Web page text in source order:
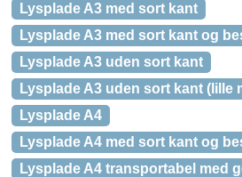
Lysplade A3 med sort kant
Lysplade A3 med sort kant og
Lysplade A3 uden sort kant
Lysplade A3 uden sort kant (lille
Lysplade A4
Lysplade A4 med sort kant og
Lysplade A4 transportabel med